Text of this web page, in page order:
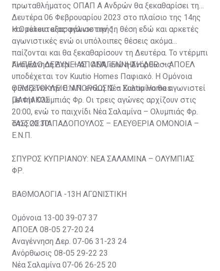
πρωταθλήματος ΟΠΑΠ Α Ανδρών θα ξεκαθαρίσει τη
Δευτέρα 06 Φεβρουαρίου 2023 στο πλαίσιο της 14ης
και τελευταίας αγωνιστικής.
Η Ομόνοια εξασφάλισε την 1η θέση εδώ και αρκετές
αγωνιστικές ενώ οι υπόλοιπες θέσεις ακόμα
παίζονται και θα ξεκαθαρίσουν τη Δευτέρα. Το ντέρμπι
Αναγέννηση Δερ. – ΑΠΟΕΛ, ενώ η Ανόρθωσις
υποδέχεται τον Kuutio Homes Παφιακό. Η Ομόνοια
φιλοξενεί την Ε.Ν.Π. ενώ η Νέα Σαλαμίνα θα αγωνιστεί
με την Ολυμπιάς Φρ. Οι τρεις αγώνες αρχίζουν στις
20:00, ενώ το παιχνίδι Νέα Σαλαμίνα – Ολυμπιάς Φρ.
στις 20:30.
ΓΗΠΕΔΟ ΔΕΡΥΝΕΙΑΣ: ΑΝΑΓΕΝΝΗΣΗ ΔΕΡ. – ΑΠΟΕΛ
ΘΕΜΙΣΤΟΚΛΕΙΟ: ΑΝΟΡΘΩΣΙΣ – Kuutio Homes
ΠΑΦΙΑΚΟΣ
ΤΑΣΣΟΣ ΠΑΠΑΔΟΠΟΥΛΟΣ – ΕΛΕΥΘΕΡΙΑ ΟΜΟΝΟΙΑ –
Ε.Ν.Π.
ΣΠΥΡΟΣ ΚΥΠΡΙΑΝΟΥ: ΝΕΑ ΣΑΛΑΜΙΝΑ – ΟΛΥΜΠΙΑΣ
ΦΡ.
ΒΑΘΜΟΛΟΓΙΑ -13Η ΑΓΩΝΙΣΤΙΚΗ
Ομόνοια 13-00 39-07 37
ΑΠΟΕΛ 08-05 27-20 24
Αναγέννηση Δερ. 07-06 31-23 24
Ανόρθωσις 08-05 29-22 23
Νέα Σαλαμίνα 07-06 26-25 20